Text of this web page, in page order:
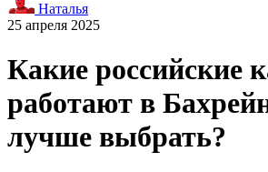
Наталья
25 апреля 2025
Какие российские
работают в
лучше выбрать?